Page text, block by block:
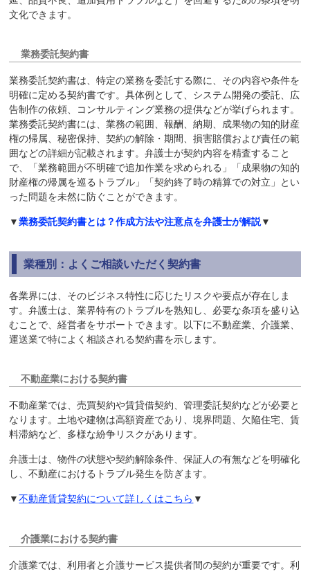
文化できます。
業務委託契約書
業務委託契約書は、特定の業務を委託する際に、その内容や条件を
明確に定める契約書です。具体例として、システム開発の委託、広
告制作の依頼、コンサルティング業務の提供などが挙げられます。
業務委託契約書には、業務の範囲、報酬、納期、成果物の知的財産
権の帰属、秘密保持、契約の解除・期間、損害賠償および責任の範
囲などの詳細が記載されます。弁護士が契約内容を精査すること
で、「業務範囲が不明確で追加作業を求められる」「成果物の知的
財産権の帰属を巡るトラブル」「契約終了時の精算での対立」とい
った問題を未然に防ぐことができます。
▼業務委託契約書とは？作成方法や注意点を弁護士が解説▼
業種別：よくご相談いただく契約書
各業界には、そのビジネス特性に応じたリスクや要点が存在しま
す。弁護士は、業界特有のトラブルを熟知し、必要な条項を盛り込
むことで、経営者をサポートできます。以下に不動産業、介護業、
運送業で特によく相談される契約書を示します。
不動産業における契約書
不動産業では、売買契約や賃貸借契約、管理委託契約などが必要と
なります。土地や建物は高額資産であり、境界問題、欠陥住宅、賃
料滞納など、多様な紛争リスクがあります。
弁護士は、物件の状態や契約解除条件、保証人の有無などを明確化
し、不動産におけるトラブル発生を防ぎます。
▼不動産賃貸契約について詳しくはこちら ▼
介護業における契約書
介護業では、利用者と介護サービス提供者間の契約が重要です。利